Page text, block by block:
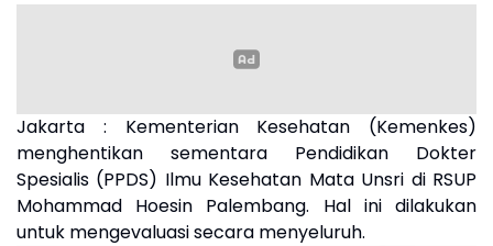
Jakarta : Kementerian Kesehatan (Kemenkes)
menghentikan sementara Pendidikan Dokter
Spesialis (PPDS) Ilmu Kesehatan Mata Unsri di RSUP
Mohammad Hoesin Palembang. Hal ini dilakukan
untuk mengevaluasi secara menyeluruh.